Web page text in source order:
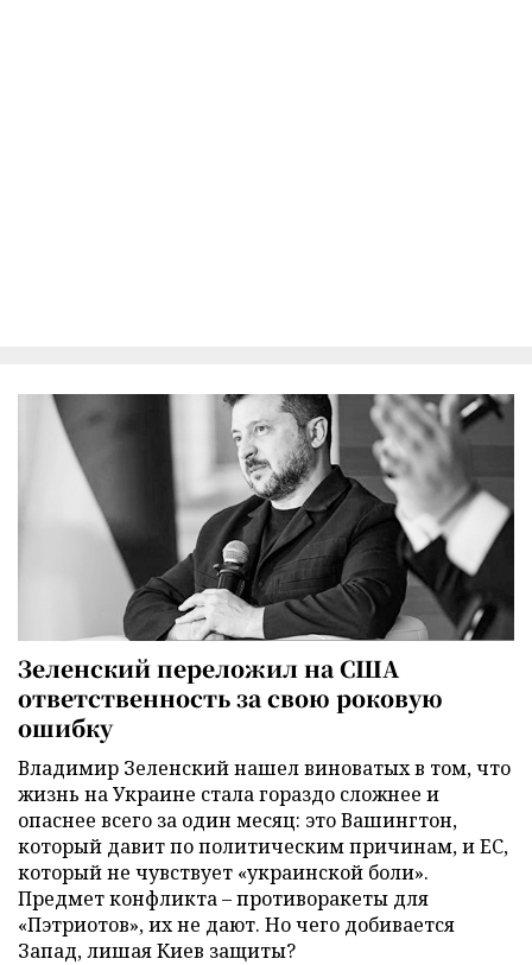
Зеленский переложил на США
ответственность за свою роковую
ошибку
Владимир Зеленский нашел виноватых в том, что
жизнь на Украине стала гораздо сложнее и
опаснее всего за один месяц: это Вашингтон,
который давит по политическим причинам, и ЕС,
который не чувствует «украинской боли».
Предмет конфликта – противоракеты для
«Пэтриотов», их не дают. Но чего добивается
Запад, лишая Киев защиты?